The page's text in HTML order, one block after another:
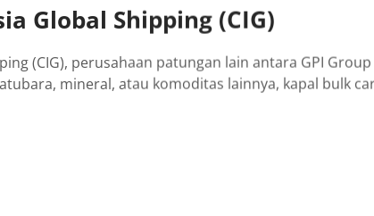
Global Shipping (CIG)
(CIG), perusahaan patungan lain antara GPI
mineral, atau komoditas lainnya, kapal bulk